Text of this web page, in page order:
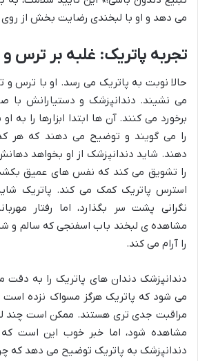
می دهد و او با لبخندی رضایت بخش از
تجربه پاتریک: غلبه بر ترس
حالا نوبت به پاتریک می رسد. او با ترس و
می نشیند. دندانپزشک و دستیارانش با
برخورد می کنند. آن ها ابتدا ابزارها را به
را می گویند و توضیح می دهند که هر
دهند. شاید دندانپزشک از او بخواهد
را تشویق می کند که نفس های عمیق
استرس پاتریک کمک می کند. پاتریک
نگرانی پشت سر بگذارد، اما رفتار
مشاهده ی لبخند باب اسفنجی که سالم و
را آرام می کند.
دندانپزشک دندان های پاتریک را به
می شود که پاتریک هرگز مسواک نزده است
مراقبت جدی تری هستند. ممکن است چند
مشاهده شود، اما خبر خوب این است
دندانپزشک به پاتریک توضیح می دهد که